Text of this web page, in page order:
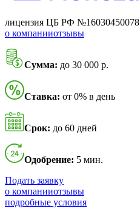
лицензия ЦБ РФ
о компанииотзывы
Сумма: до 30 000 р.
Ставка: от 0% в день
Срок: до 60 дней
Одобрение: 5 мин.
Подать заявку
о компанииотзывы
подробные условия